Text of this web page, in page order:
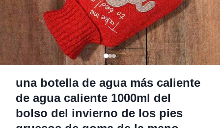
una botella de agua más caliente
de agua caliente 1000ml del
bolso del invierno de los pies